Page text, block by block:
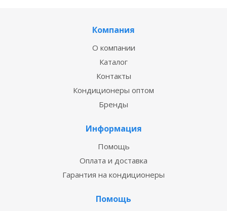
Компания
О компании
Каталог
Контакты
Кондиционеры оптом
Бренды
Информация
Помощь
Оплата и доставка
Гарантия на кондиционеры
Помощь